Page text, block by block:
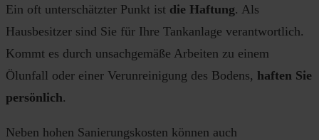
Ein oft unterschätzter Punkt ist die Haftung. Als
Hausbesitzer sind Sie für Ihre Tankanlage verantwortlich.
Kommt es durch unsachgemäße Arbeiten zu einem
Ölunfall oder einer Verunreinigung des Bodens, haften Sie
persönlich.
Neben hohen Sanierungskosten können auch